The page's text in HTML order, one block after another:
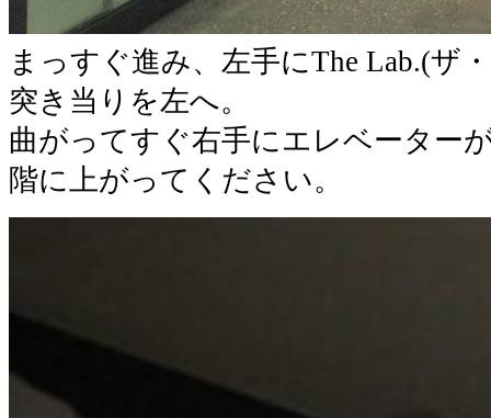
まっすぐ進み、左手にThe Lab.(ザ
突き当りを左へ。
曲がってすぐ右手にエレベーター
階に上がってください。